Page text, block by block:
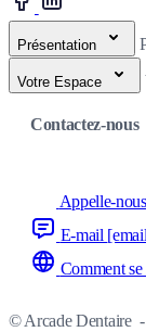
Présentation
Votre Espace
Contactez-nous
Appelle-
E-mail
Comment
© Arcade Dentaire -